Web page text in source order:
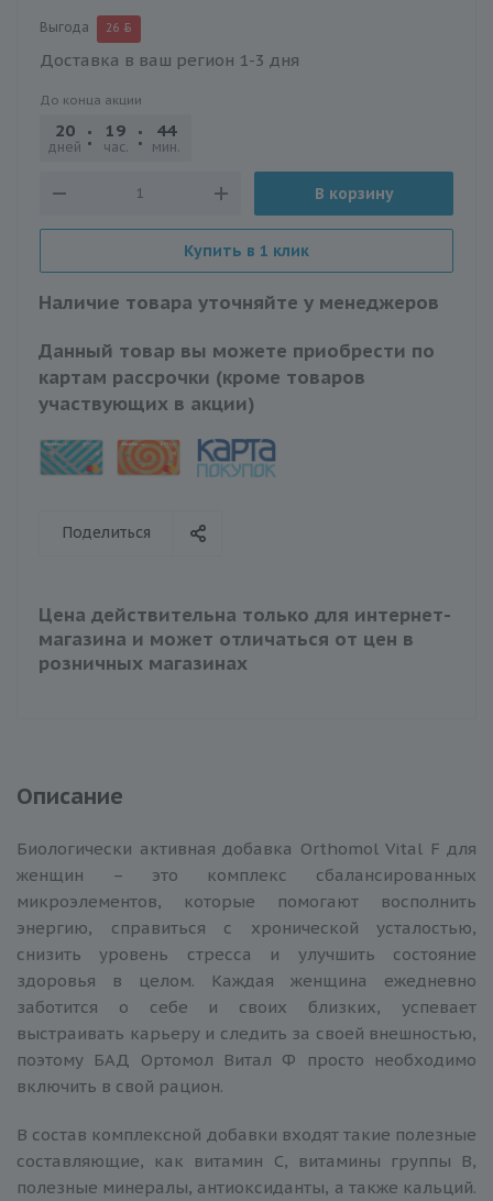
Выгода 26
Доставка в ваш регион 1-3 дня
До конца акции
20
дней
19
час.
44
мин.
В корзину
Купить в 1 клик
Наличие товара уточняйте у менеджеров
Данный товар вы можете приобрести по
картам рассрочки (кроме товаров
участвующих в акции)
Поделиться
Цена действительна только для интернет-
магазина и может отличаться от цен в
розничных магазинах
Описание
Биологически активная добавка Orthomol Vital F для
женщин – это комплекс сбалансированных
микроэлементов, которые помогают восполнить
энергию, справиться с хронической усталостью,
снизить уровень стресса и улучшить состояние
здоровья в целом. Каждая женщина ежедневно
заботится о себе и своих близких, успевает
выстраивать карьеру и следить за своей внешностью,
поэтому БАД Ортомол Витал Ф просто необходимо
включить в свой рацион.
В состав комплексной добавки входят такие полезные
составляющие, как витамин С, витамины группы В,
полезные минералы, антиоксиданты, а также кальций.